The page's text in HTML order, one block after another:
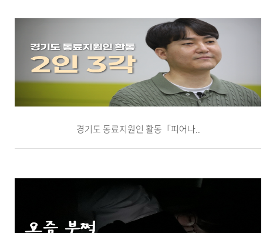
경기도 동료지원인 활동「피어나..